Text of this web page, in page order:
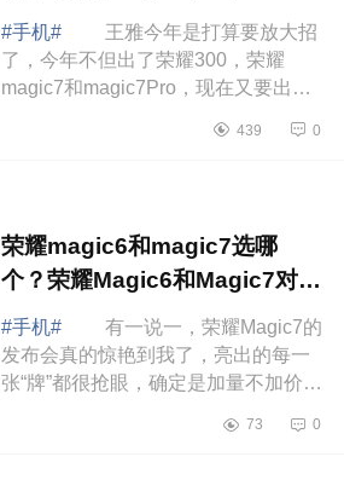
magic7rsr对比哪个好
#手机#
王雅今年是打算要放大招
了，今年不但出了荣耀300，荣耀
magic7和magic7Pro，现在又要出一
待。下面小编为大家介绍下荣耀
439 0
荣耀magic6和magic7选哪
个？荣耀Magic6和Magic7对比
哪个好
#手机#
有一说一，荣耀Magic7的
发布会真的惊艳到我了，亮出的每一
张“牌”都很抢眼，确定是加量不加价无
magic6和magic7选哪个？荣耀
73 0